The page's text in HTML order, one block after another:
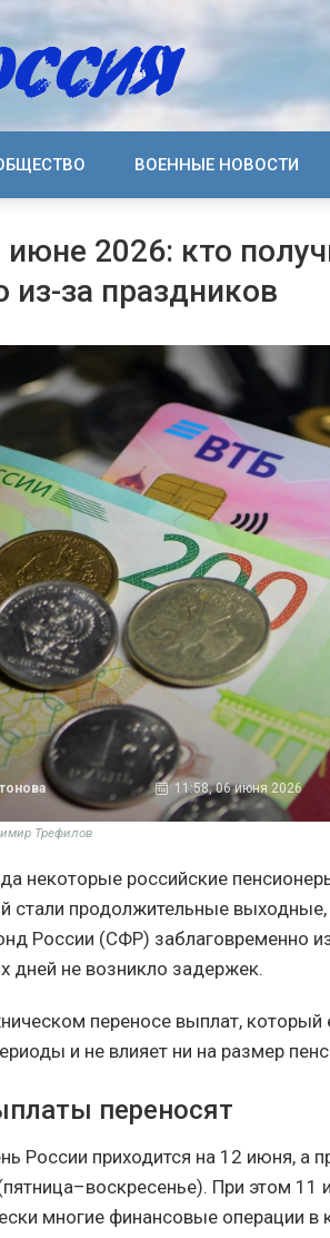
ВОЕННЫЕ НОВОСТИ
июне 2026: кто
из-за праздников
11:58, 06 июня 2026
Трефилов
некоторые российские
стали продолжительные
России (СФР) заблаговременно
дней не возникло задержек.
переносе выплат,
и не влияет ни на размер
переносят
России приходится на 12 июня, а
При этом
многие финансовые операции в